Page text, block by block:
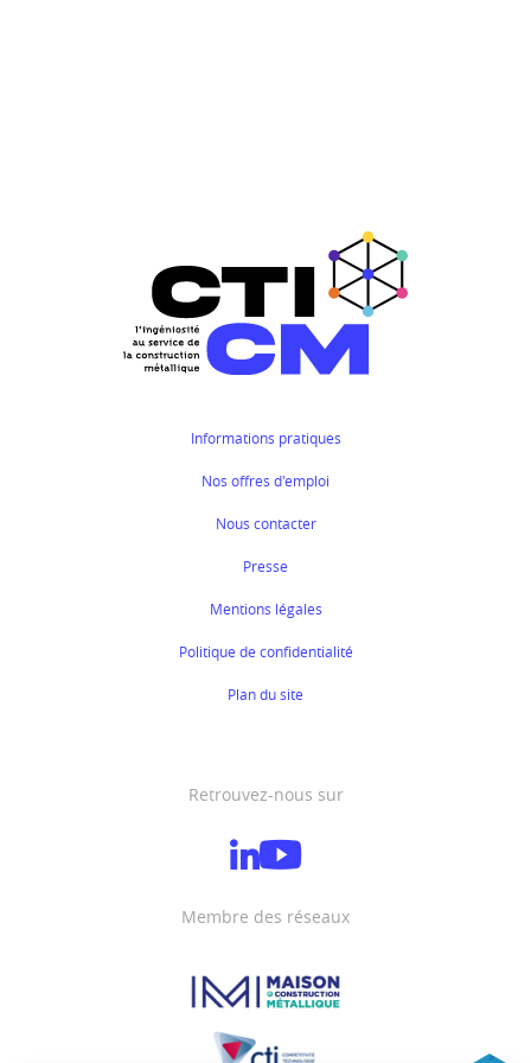
Informations pratiques
Nos offres d'emploi
Nous contacter
Presse
Mentions légales
Politique de confidentialité
Plan du site
Retrouvez-nous sur
Membre des réseaux